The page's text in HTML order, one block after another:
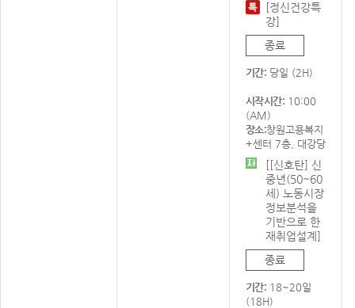
[정신건강특
강]
종료
기간: 당일 (2H)
시작시간: 10:00
(AM)
장소:창원고용복지
+센터 7층, 대강당
[[신호탄] 신
중년(50~60
세) 노동시장
정보분석을
기반으로 한
재취업설계]
종료
기간: 18~20일
(18H)